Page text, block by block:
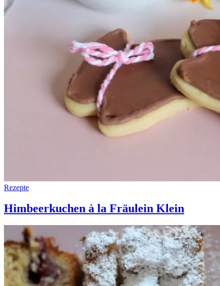
Rezepte
Himbeerkuchen à la Fräulein Klein